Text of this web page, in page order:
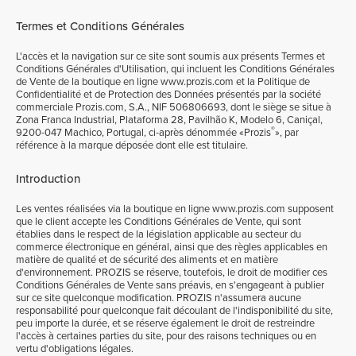
Termes et Conditions Générales
L'accès et la navigation sur ce site sont soumis aux présents Termes et
Conditions Générales d'Utilisation, qui incluent les Conditions Générales
de Vente de la boutique en ligne www.prozis.com et la Politique de
Confidentialité et de Protection des Données présentés par la société
commerciale Prozis.com, S.A., NIF 506806693, dont le siège se situe à
Zona Franca Industrial, Plataforma 28, Pavilhão K, Modelo 6, Caniçal,
9200-047 Machico, Portugal, ci-après dénommée «Prozis®», par
référence à la marque déposée dont elle est titulaire.
Introduction
Les ventes réalisées via la boutique en ligne www.prozis.com supposent
que le client accepte les Conditions Générales de Vente, qui sont
établies dans le respect de la législation applicable au secteur du
commerce électronique en général, ainsi que des règles applicables en
matière de qualité et de sécurité des aliments et en matière
d'environnement. PROZIS se réserve, toutefois, le droit de modifier ces
Conditions Générales de Vente sans préavis, en s'engageant à publier
sur ce site quelconque modification. PROZIS n'assumera aucune
responsabilité pour quelconque fait découlant de l'indisponibilité du site,
peu importe la durée, et se réserve également le droit de restreindre
l'accès à certaines parties du site, pour des raisons techniques ou en
vertu d'obligations légales.